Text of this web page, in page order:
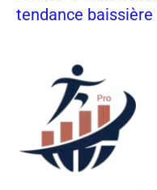
tendance baissière